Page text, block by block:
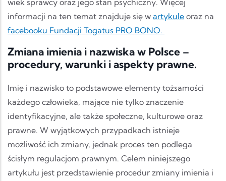
wiek sprawcy oraz jego stan psychiczny. Więcej
informacji na ten temat znajduje się w artykule oraz na
facebooku Fundacji Togatus PRO BONO.
Zmiana imienia i nazwiska w Polsce –
procedury, warunki i aspekty prawne.
Imię i nazwisko to podstawowe elementy tożsamości
każdego człowieka, mające nie tylko znaczenie
identyfikacyjne, ale także społeczne, kulturowe oraz
prawne. W wyjątkowych przypadkach istnieje
możliwość ich zmiany, jednak proces ten podlega
ścisłym regulacjom prawnym. Celem niniejszego
artykułu jest przedstawienie procedur zmiany imienia i